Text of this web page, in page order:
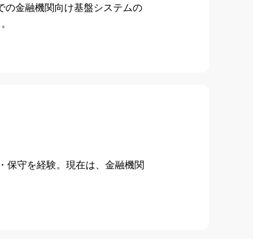
の金融機関向け基盤システムの
保守を経験。現在は、金融機関